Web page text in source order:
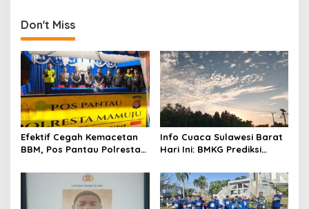
n
a
v
i
g
a
t
i
o
n
Don't Miss
Efektif Cegah Kemacetan
BBM, Pos Pantau Polresta
SPBU Kali Mamuju
Info Cuaca Sulawesi Barat
Hari Ini: BMKG Prediksi